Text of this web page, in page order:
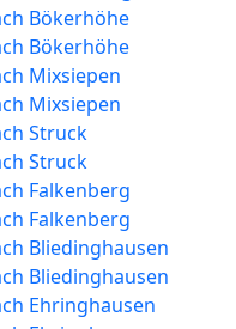
Bökerhöhe
Bökerhöhe
Mixsiepen
Mixsiepen
Struck
Struck
Falkenberg
Falkenberg
Bliedinghausen
Bliedinghausen
Ehringhausen